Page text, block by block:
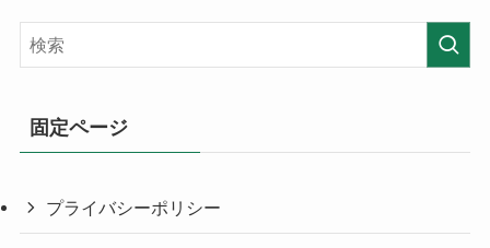
固定ページ
プライバシーポリシー